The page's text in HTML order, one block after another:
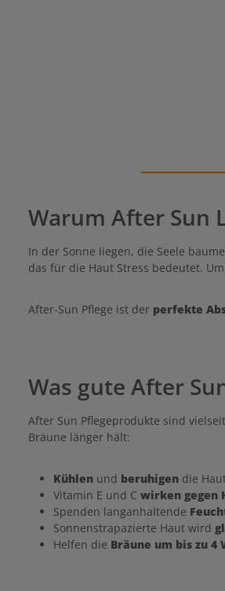
Warum After Sun
In der Sonne liegen, die Seele
das für die Haut Stress bedeutet.
After-Sun Pflege ist der perfekte
Was gute After
After Sun Pflegeprodukte sind
Bräune länger hält:
Kühlen und beruhigen die
Vitamin E und C wirken gegen
Spenden langanhaltende
Sonnenstrapazierte Haut wird
Helfen die Bräune um bis zu 4